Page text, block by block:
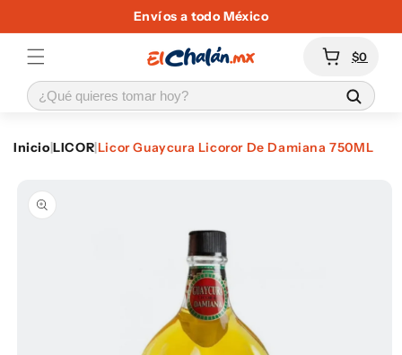
al contenido
Envíos a todo México
Carrito$0
Inicio|LICOR Licor Guaycura Licoror De Damiana 750ML
información